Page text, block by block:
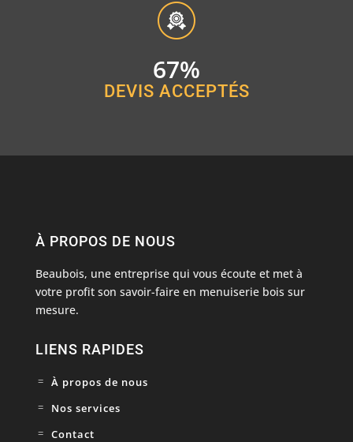
67%
DEVIS ACCEPTÉS
À PROPOS DE NOUS
Beaubois, une entreprise qui vous écoute et met à
votre profit son savoir-faire en menuiserie bois sur
mesure.
LIENS RAPIDES
À propos de nous
Nos services
Contact